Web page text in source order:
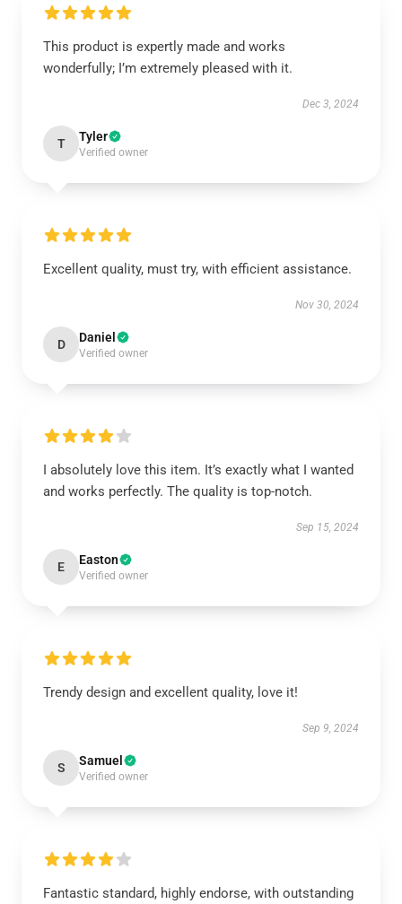
This product is expertly made and works
wonderfully; I’m extremely pleased with it.
Dec 3, 2024
T Tyler
Verified owner
Excellent quality, must try, with efficient assistance.
Nov 30, 2024
D Daniel
Verified owner
I absolutely love this item. It’s exactly what I wanted
and works perfectly. The quality is top-notch.
Sep 15, 2024
E Easton
Verified owner
Trendy design and excellent quality, love it!
Sep 9, 2024
S Samuel
Verified owner
Fantastic standard, highly endorse, with outstanding